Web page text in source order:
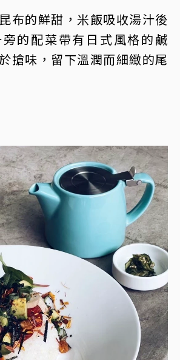
布的鮮甜，米飯吸收湯汁後
的配菜帶有日式風格的鹹
搶味，留下溫潤而細緻的尾